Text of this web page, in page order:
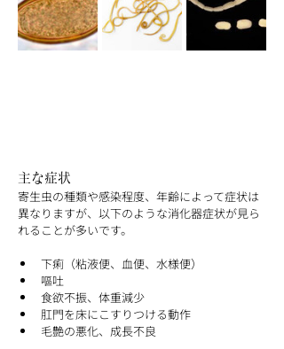
主な症状
寄生虫の種類や感染程度、年齢によって症状は
異なりますが、以下のような消化器症状が見ら
れることが多いです。
下痢（粘液便、血便、水様便）
嘔吐
食欲不振、体重減少
肛門を床にこすりつける動作
毛艶の悪化、成長不良